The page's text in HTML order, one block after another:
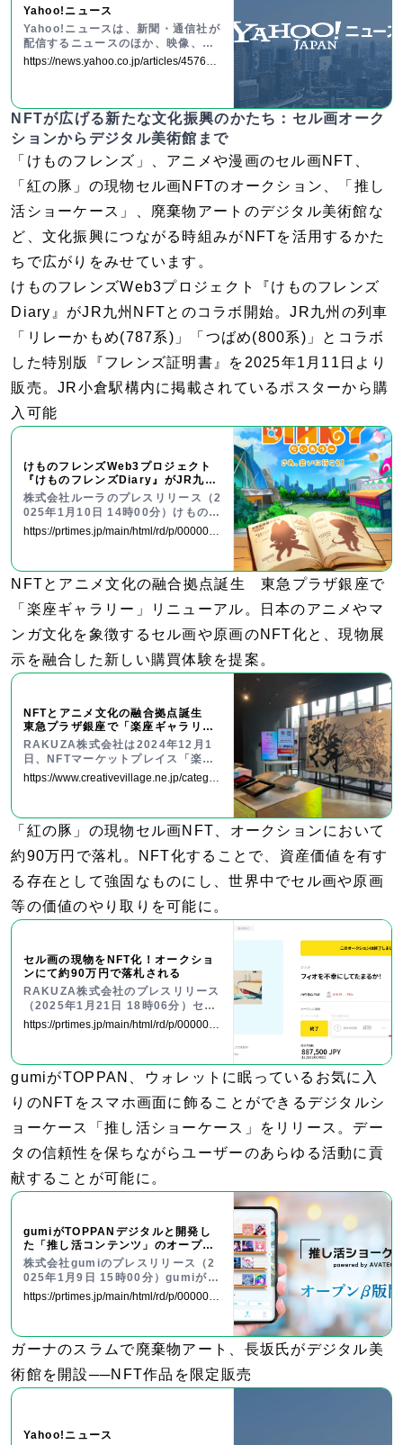
いった
Yahoo!ニュース
Yahoo!ニュースは、新聞・通信社が
配信するニュースのほか、映像、雑
誌や個人の書き手が執筆する記事な
https://news.yahoo.co.jp/articles/4576b0
NFTが広げる新たな文化振興のかたち：セル画オーク
ションからデジタル美術館まで
「けものフレンズ」、アニメや漫画のセル画NFT、
「紅の豚」の現物セル画NFTのオークション、「推し
活ショーケース」、廃棄物アートのデジタル美術館な
ど、文化振興につながる時組みがNFTを活用するかた
ちで広がりをみせています。
けものフレンズWeb3プロジェクト『けものフレンズ
Diary』がJR九州NFTとのコラボ開始。JR九州の列車
「リレーかもめ(787系)」「つばめ(800系)」とコラボ
した特別版『フレンズ証明書』を2025年1月11日より
販売。JR小倉駅構内に掲載されているポスターから購
入可能
けものフレンズWeb3プロジェクト
『けものフレンズDiary』がJR九州
NFTとのコラボを開始
株式会社ルーラのプレスリリース（2
025年1月10日 14時00分）けものフ
レンズWeb3プロジェクト『けもの
https://prtimes.jp/main/html/rd/p/0000000
NFTとアニメ文化の融合拠点誕生 東急プラザ銀座で
「楽座ギャラリー」リニューアル。日本のアニメやマ
ンガ文化を象徴するセル画や原画のNFT化と、現物展
示を融合した新しい購買体験を提案。
NFTとアニメ文化の融合拠点誕生
東急プラザ銀座で「楽座ギャラリ
ー」リニューアル | クリエイターの
ための総合情報サイト CREATIVE V
ILLAGE
RAKUZA株式会社は2024年12月1
日、NFTマーケットプレイス「楽座
マーケットプレイス・ギャラリーラ
https://www.creativevillage.ne.jp/categor
「紅の豚」の現物セル画NFT、オークションにおいて
約90万円で落札。NFT化することで、資産価値を有す
る存在として強固なものにし、世界中でセル画や原画
等の価値のやり取りを可能に。
セル画の現物をNFT化！オークショ
ンにて約90万円で落札される
RAKUZA株式会社のプレスリリース
（2025年1月21日 18時06分）セル
画の現物をNFT化！オークションに
https://prtimes.jp/main/html/rd/p/0000000
gumiがTOPPAN、ウォレットに眠っているお気に入
りのNFTをスマホ画面に飾ることができるデジタルシ
ョーケース「推し活ショーケース」をリリース。デー
タの信頼性を保ちながらユーザーのあらゆる活動に貢
献することが可能に。
gumiがTOPPANデジタルと開発し
た「推し活コンテンツ」のオープンβ
版が本日リリース。OSHIがもらえる
連動キャンペーンも実施。
株式会社gumiのプレスリリース（2
025年1月9日 15時00分）gumiがT
OPPANデジタルと開発した「推し活
ペーンも実施。
https://prtimes.jp/main/html/rd/p/0000001
ガーナのスラムで廃棄物アート、長坂氏がデジタル美
術館を開設──NFT作品を限定販売
Yahoo!ニュース